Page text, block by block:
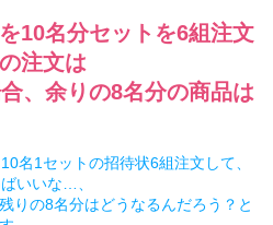
10名分セットを6組注文
注文は
、余りの8名分の商品は
名1セットの招待状6組注文して、
いいな…、
りの8名分はどうなるんだろう？と